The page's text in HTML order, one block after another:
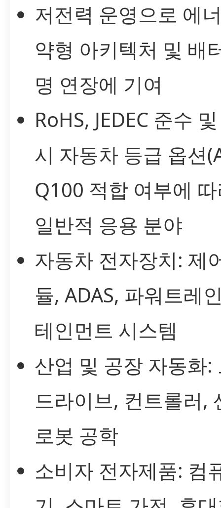
저전력 운영으로 에
약형 아키텍처 및 배
명 연장에 기여
RoHS, JEDEC 준수
시 자동차 등급 옵션
Q100 적합 여부에
일반적 응용 분야
자동차 전자장치: 제
듈, ADAS, 파워트레
테인먼트 시스템
산업 및 공장 자동화:
드라이브, 컨트롤러,
로봇 공학
소비자 전자제품: 컴